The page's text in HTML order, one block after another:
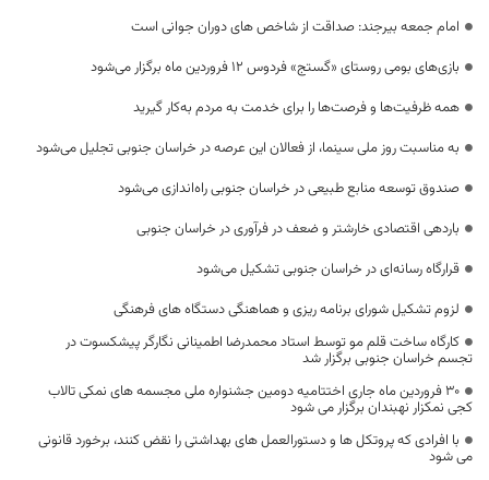
امام جمعه بیرجند: صداقت از شاخص های دوران جوانی است
بازی‌های بومی روستای «گستج» فردوس ۱۲ فروردین ماه برگزار می‌شود
همه ظرفیت‌ها و فرصت‌ها را برای خدمت به مردم به‌کار گیرید
به مناسبت روز ملی سینما، از فعالان این عرصه در خراسان جنوبی تجلیل می‌شود
صندوق توسعه منابع طبیعی در خراسان جنوبی راه‌اندازی می‌شود
باردهی اقتصادی خارشتر و ضعف در فرآوری در خراسان جنوبی
قرارگاه رسانه‌ای در خراسان جنوبی تشکیل می‌شود
لزوم تشکیل شورای برنامه ریزی و هماهنگی دستگاه های فرهنگی
کارگاه ساخت قلم مو توسط استاد محمدرضا اطمینانی نگارگر پیشکسوت در
تجسم خراسان جنوبی برگزار شد
٣٠ فروردین ماه جاری اختتامیه دومین جشنواره ملی مجسمه های نمکی تالاب
کجی نمکزار نهبندان برگزار می شود
با افرادی که پروتکل ها و دستورالعمل های بهداشتی را نقض کنند، برخورد قانونی
می شود